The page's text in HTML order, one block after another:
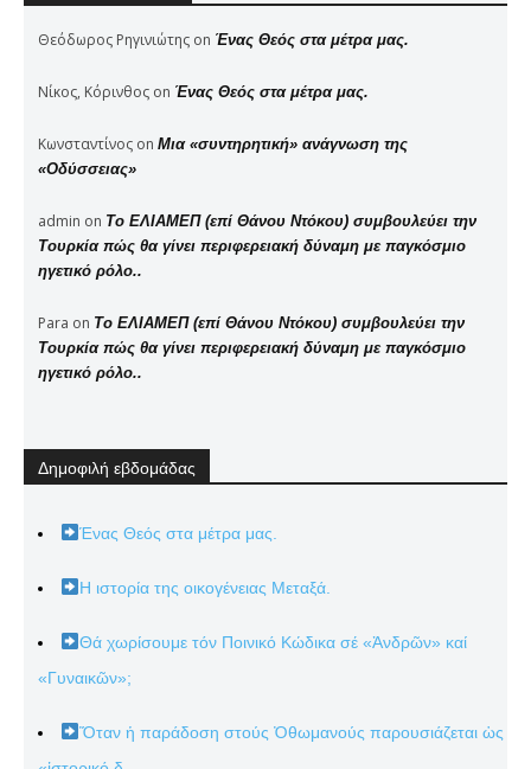
Θεόδωρος Ρηγινιώτης on Ένας Θεός στα μέτρα μας.
Νίκος, Κόρινθος on Ένας Θεός στα μέτρα μας.
Κωνσταντίνος on Μια «συντηρητική» ανάγνωση της
«Οδύσσειας»
admin on Το ΕΛΙΑΜΕΠ (επί Θάνου Ντόκου) συμβουλεύει την
Τουρκία πώς θα γίνει περιφερειακή δύναμη με παγκόσμιο
ηγετικό ρόλο..
Para on Το ΕΛΙΑΜΕΠ (επί Θάνου Ντόκου) συμβουλεύει την
Τουρκία πώς θα γίνει περιφερειακή δύναμη με παγκόσμιο
ηγετικό ρόλο..
Δημοφιλή εβδομάδας
Ένας Θεός στα μέτρα μας.
Η ιστορία της οικογένειας Μεταξά.
Θά χωρίσουμε τόν Ποινικό Κώδικα σέ «Ἀνδρῶν» καί
«Γυναικῶν»;
Ὅταν ἡ παράδοση στούς Ὀθωμανούς παρουσιάζεται ὡς